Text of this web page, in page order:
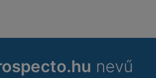
nevű